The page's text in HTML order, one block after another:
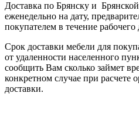
Доставка по Брянску и
еженедельно на дату,
покупателем в течение рабочего
Срок доставки мебели для
от удаленности населенного
сообщить Вам сколько займет
конкретном случае при расчете
доставки.